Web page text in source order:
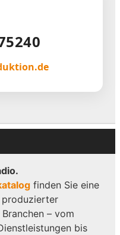
finden Sie eine
– vom
bis